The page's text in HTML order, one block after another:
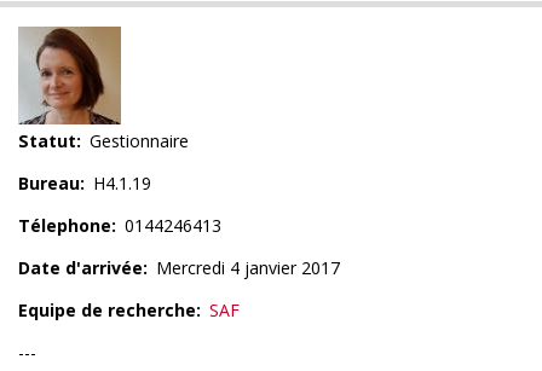
Statut
Gestionnaire
Bureau
H4.1.19
Télephone
0144246413
Date d'arrivée
Mercredi 4 janvier 2017
Equipe de recherche
SAF
---